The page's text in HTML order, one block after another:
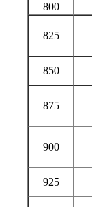
800
825
850
875
900
925